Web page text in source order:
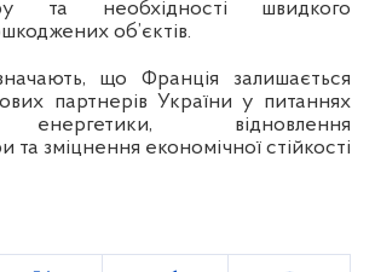
та необхідності швидкого
об’єктів.
що Франція залишається
партнерів України у питаннях
відновлення
та зміцнення економічної стійкості